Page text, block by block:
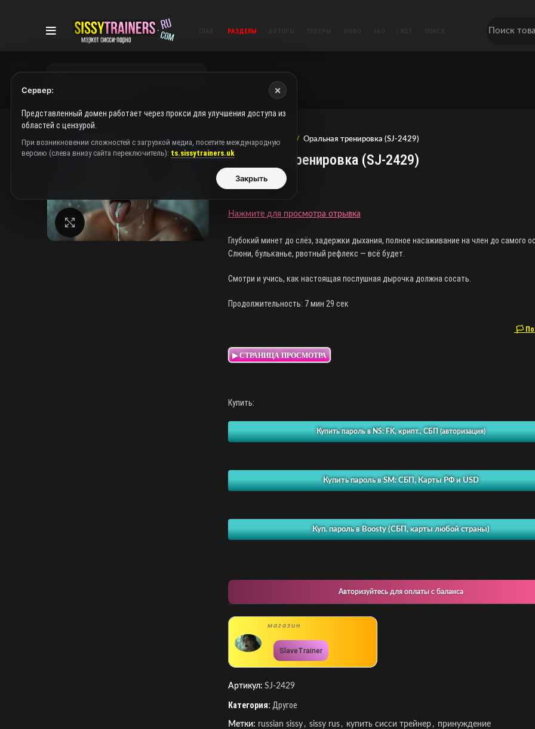
РАЗДЕЛЫ
Нажмите, чтобы увеличить
Главная Другое Оральная тренировка (SJ-2429)
Оральная тренировка (SJ-2429)
250₽
Нажмите для просмотра отрывка
Глубокий минет до слёз, задержки дыхания, полное насаживание на член до самого
Слюни, бульканье, рвотный рефлекс — всё будет.
Смотри и учись, как настоящая послушная дырочка должна сосать.
Продолжительность: 7 мин 29 сек
🏳
▶ СТРАНИЦА ПРОСМОТРА
Купить:
Купить пароль в NS: FK, крипт., СБП (авторизация)
Купить пароль в SM: СБП, Карты РФ и USD
Куп. пароль в Boosty (СБП, карты любой страны)
Авторизуйтесь для оплаты с баланса
магазин
SlaveTrainer
Артикул: SJ-2429
Категория: Другое
Метки: russian sissy , sissy rus , купить сисси трейнер , принуждение
Сервер: ×
Представленный домен работает через прокси для улучшения доступа из
областей с цензурой.
При возникновении сложностей с загрузкой медиа, посетите международную
версию (слева внизу сайта переключитель): ts.sissytrainers.uk
Закрыть